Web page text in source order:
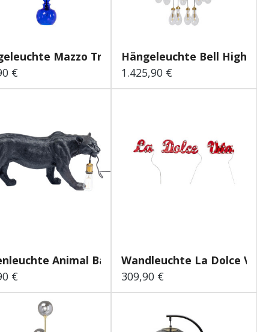
Mazzo Tre Spir...
Preis:
€
Hängeleuchte Bell
Regulärer Preis:
1.425,90 €
Animal Bagheer...
Preis:
€
Wandleuchte La Dolce Vita
Regulärer Preis:
309,90 €